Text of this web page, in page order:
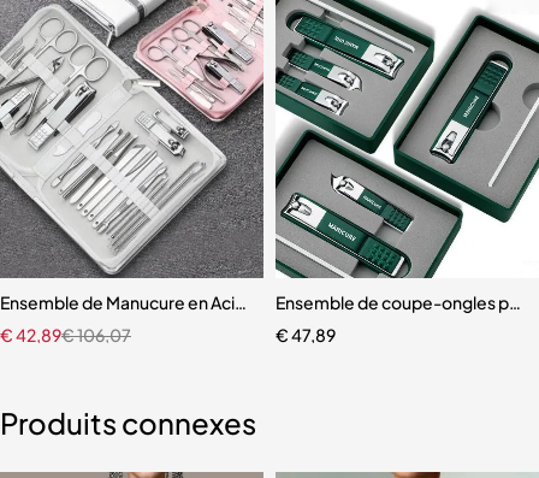
avec Racines Foncées pour Femme
Ensemble de Manucure en Acier Inoxydable
€106,07
€42,89
Ensemble de coupe-ongles
€47,89
Produits connexes